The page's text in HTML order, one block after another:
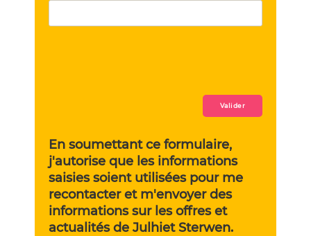
En soumettant ce formulaire,
j'autorise que les informations
saisies soient utilisées pour me
recontacter et m'envoyer des
informations sur les offres et
actualités de Julhiet Sterwen.